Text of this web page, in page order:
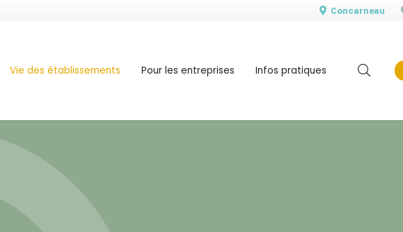
Concarneau
Vie des établissements Pour les entreprises Infos pratiques